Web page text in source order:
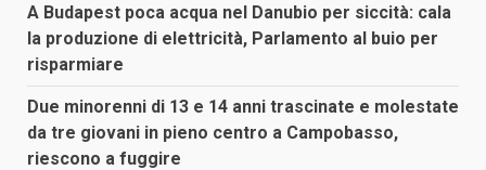
A Budapest poca acqua nel Danubio per siccità: cala
la produzione di elettricità, Parlamento al buio per
risparmiare
Due minorenni di 13 e 14 anni trascinate e molestate
da tre giovani in pieno centro a Campobasso,
riescono a fuggire